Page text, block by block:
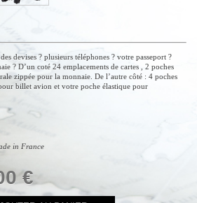
devises ? plusieurs téléphones ? votre passeport ?
? D’un coté 24 emplacements de cartes , 2 poches
zippée pour la monnaie. De l’autre côté : 4 poches
billet avion et votre poche élastique pour
in France
€